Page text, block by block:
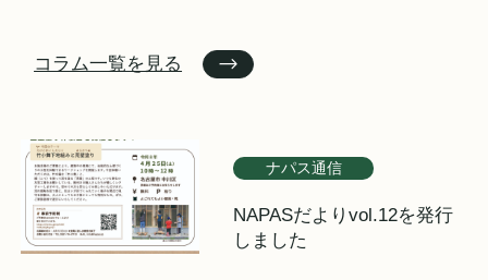
コラム一覧を見る
ナパス通信
NAPASだよりvol.12を発行
しました